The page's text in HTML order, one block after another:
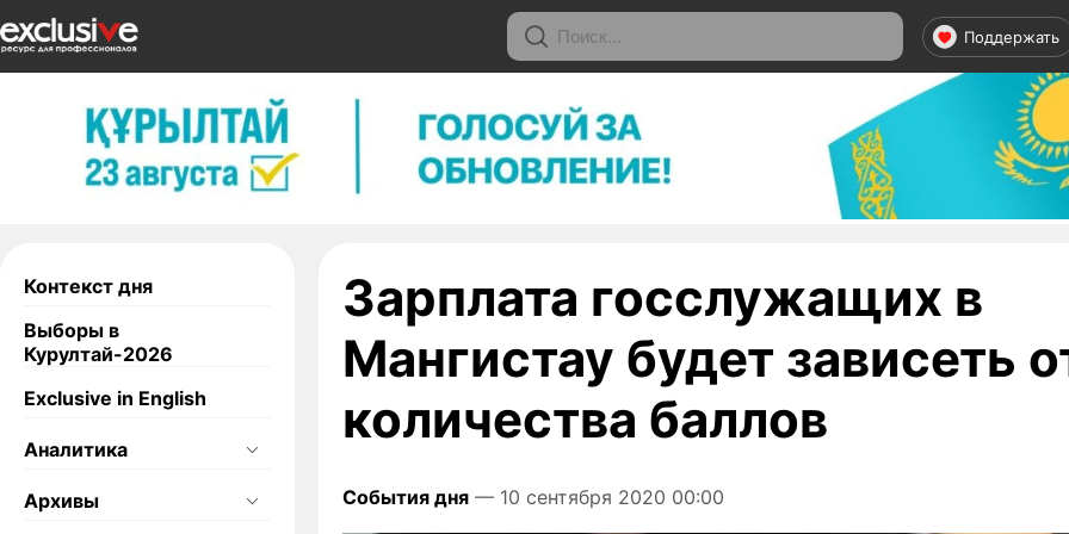
Поддержать
Контекст дня
Выборы в
Курултай-2026
Exclusive in English
Аналитика
Архивы
Зарплата госслужащих в
Мангистау будет зависеть
количества баллов
События дня — 10 сентября 2020 00:00